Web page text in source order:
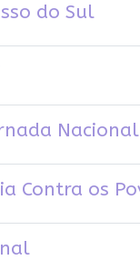
do Sul
Contra os